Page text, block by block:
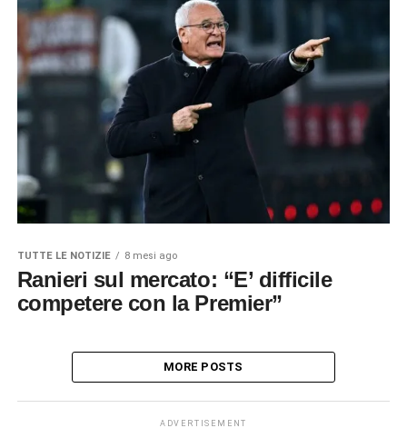
TUTTE LE NOTIZIE 8 mesi ago
Ranieri sul mercato: “E’ difficile
competere con la Premier”
MORE POSTS
ADVERTISEMENT